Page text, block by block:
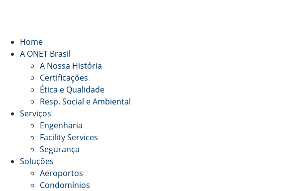
Home
A ONET Brasil
A Nossa História
Certificações
Ética e Qualidade
Resp. Social e Ambiental
Serviços
Engenharia
Facility Services
Segurança
Soluções
Aeroportos
Condomínios